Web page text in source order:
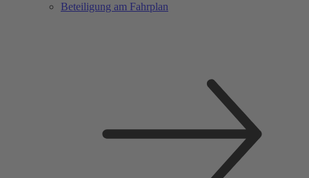
Beteiligung am Fahrplan